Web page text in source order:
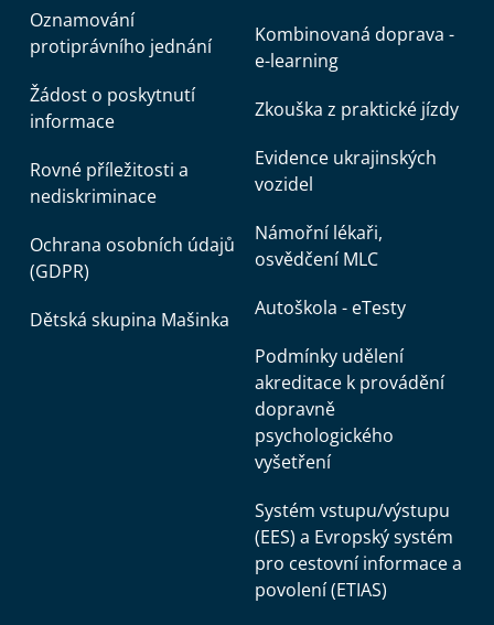
Oznamování
protiprávního jednání
Žádost o poskytnutí
informace
Rovné příležitosti a
nediskriminace
Ochrana osobních údajů
(GDPR)
Dětská skupina Mašinka
Kombinovaná doprava -
e-learning
Zkouška z praktické jízdy
Evidence ukrajinských
vozidel
Námořní lékaři,
osvědčení MLC
Autoškola - eTesty
Podmínky udělení
akreditace k provádění
dopravně
psychologického
vyšetření
Systém vstupu/výstupu
(EES) a Evropský systém
pro cestovní informace a
povolení (ETIAS)